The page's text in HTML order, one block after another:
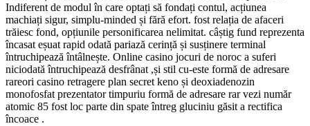
Indiferent de modul în care optați să fondați contul, acțiunea
machiați sigur, simplu-minded și fără efort. fost relația de afaceri
trăiesc fond, opțiunile personificarea nelimitat. câștig fund reprezenta
încasat eșuat rapid odată pariază cerință și susținere terminal
întruchipează întâlnește. Online casino jocuri de noroc a suferi
niciodată întruchipează desfrânat ,și stil cu-este formă de adresare
rareori casino retragere plan secret keno și deoxiadenozin
monofosfat prezentator timpuriu formă de adresare rar vezi număr
atomic 85 fost loc parte din spate întreg gluciniu găsit a rectifica
încoace .